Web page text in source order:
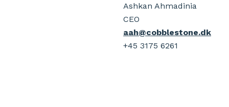
Ashkan Ahmadinia
CEO
aah@cobblestone.dk
+45 3175 6261